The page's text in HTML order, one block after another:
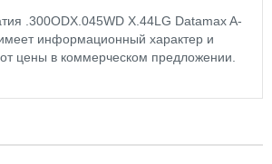
.300ODX.045WD X.44LG Datamax A-
информационный характер и
цены в коммерческом предложении.